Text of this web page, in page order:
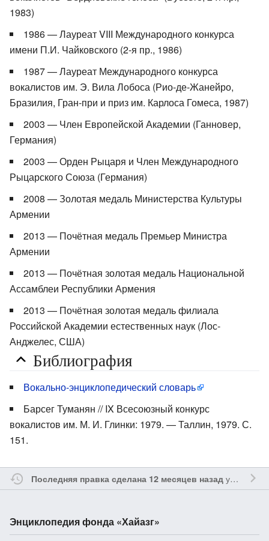
1983)
1986 — Лауреат VIII Международного конкурса
имени П.И. Чайковского (2-я пр., 1986)
1987 — Лауреат Международного конкурса
вокалистов им. Э. Вила Лобоса (Рио-де-Жанейро,
Бразилия, Гран-при и приз им. Карлоса Гомеса, 1987)
2003 — Член Европейской Академии (Ганновер,
Германия)
2003 — Орден Рыцаря и Член Международного
Рыцарского Союза (Германия)
2008 — Золотая медаль Министерства Культуры
Армении
2013 — Почётная медаль Премьер Министра
Армении
2013 — Почётная золотая медаль Национальной
Ассамблеи Республики Армения
2013 — Почётная золотая медаль филиала
Российской Академии естественных наук (Лос-
Анджелес, США)
Библиография
Вокально-энциклопедический словарь
Барсег Туманян // IX Всесоюзный конкурс
вокалистов им. М. И. Глинки: 1979. — Таллин, 1979. С.
151.
Последняя правка сделана 12 месяцев назадучастником
Энциклопедия фонда «Хайазг»